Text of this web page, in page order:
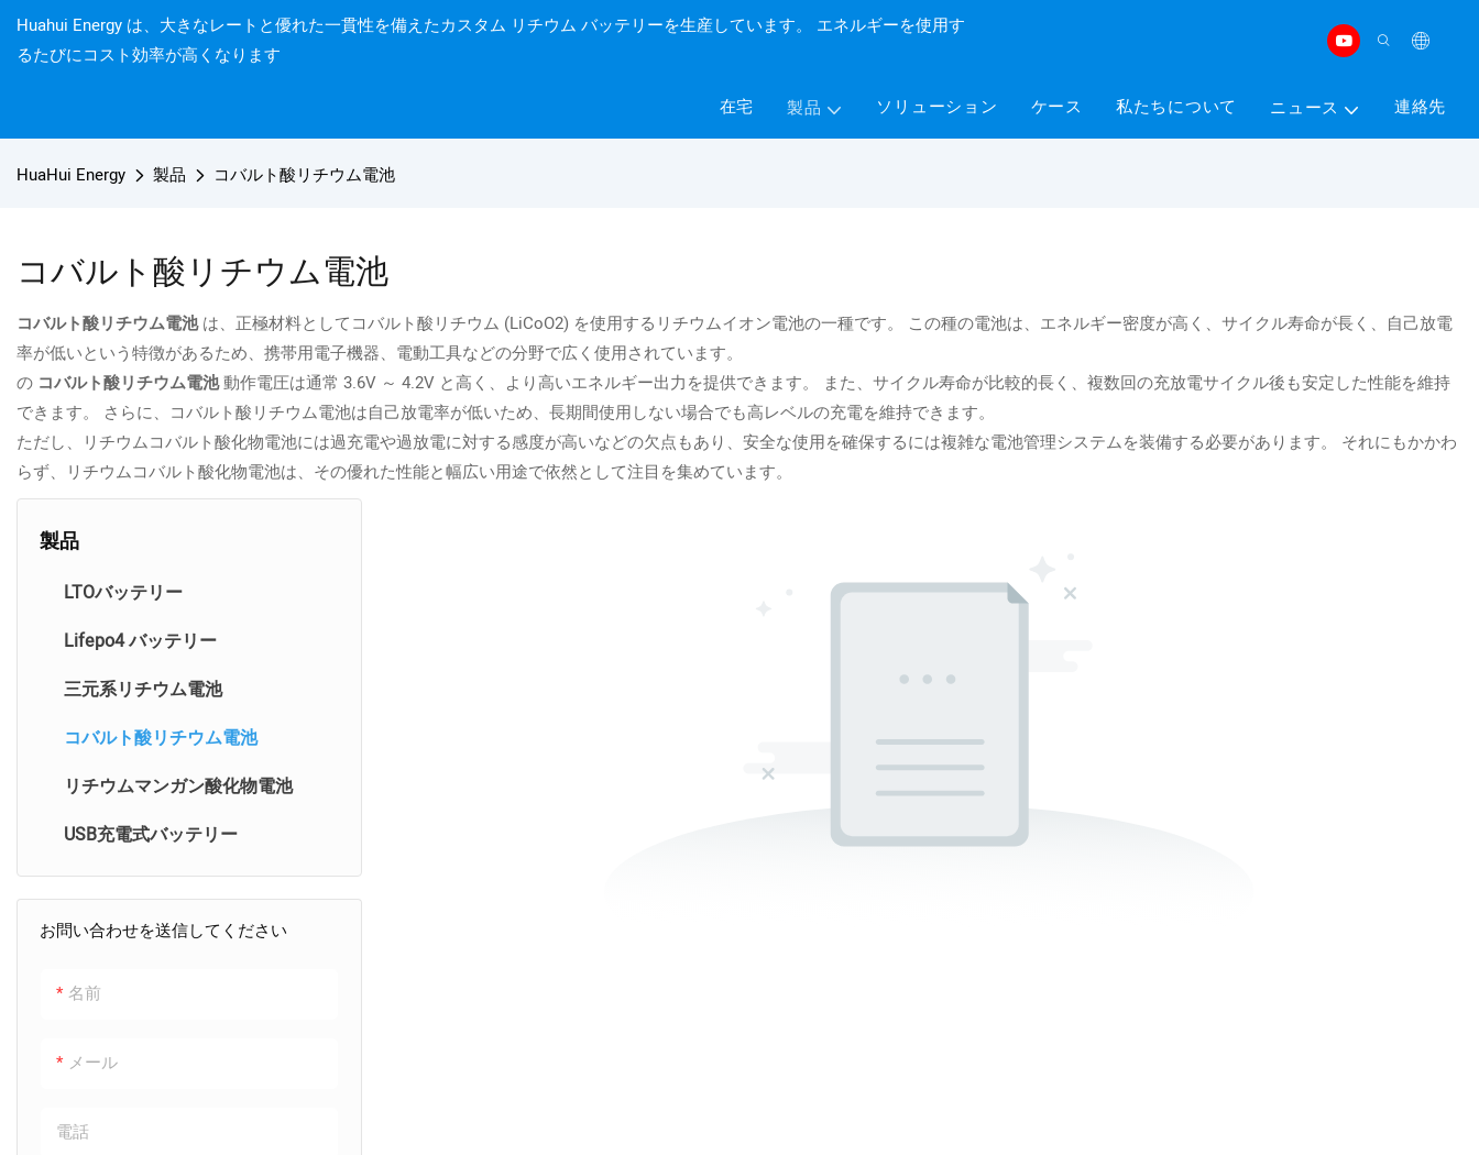
Huahui Energy は、大きなレートと優れた一貫性を備えたカスタム リチウム バッテリーを生産しています。 エネルギーを使用す
るたびにコスト効率が高くなります
在宅 製品 ソリューション ケース 私たちについて ニュース 連絡先
HuaHui Energy 製品 コバルト酸リチウム電池
コバルト酸リチウム電池
コバルト酸リチウム電池は、正極材料としてコバルト酸リチウム (LiCoO2) を使用するリチウムイオン電池の一種です。 この種の電池は、エネルギー密度が高く、サイクル寿命が長く、自己放電
率が低いという特徴があるため、携帯用電子機器、電動工具などの分野で広く使用されています。
の コバルト酸リチウム電池動作電圧は通常 3.6V ～ 4.2V と高く、より高いエネルギー出力を提供できます。 また、サイクル寿命が比較的長く、複数回の充放電サイクル後も安定した性能を維持
できます。 さらに、コバルト酸リチウム電池は自己放電率が低いため、長期間使用しない場合でも高レベルの充電を維持できます。
ただし、リチウムコバルト酸化物電池には過充電や過放電に対する感度が高いなどの欠点もあり、安全な使用を確保するには複雑な電池管理システムを装備する必要があります。 それにもかかわ
らず、リチウムコバルト酸化物電池は、その優れた性能と幅広い用途で依然として注目を集めています。
製品
LTOバッテリー
Lifepo4 バッテリー
三元系リチウム電池
コバルト酸リチウム電池
リチウムマンガン酸化物電池
USB充電式バッテリー
お問い合わせを送信してください
名前
メール
電話